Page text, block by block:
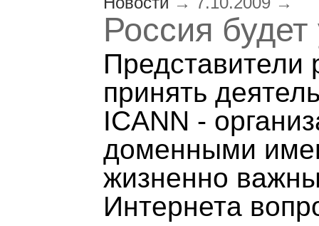
Россия
Представители
принять
ICANN -
доменными
жизненно
Интернета